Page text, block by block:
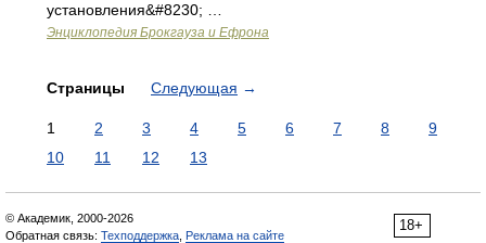
установления&#8230; …
Энциклопедия Брокгауза и Ефрона
Страницы Следующая →
1 2 3 4 5 6 7 8
9
10
11 12 13
18+
© Академик, 2000-2026
Обратная связь: Техподдержка Реклама на сайте